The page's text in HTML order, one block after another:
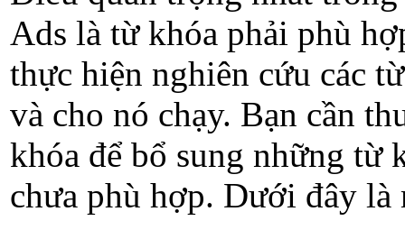
Ads là từ khóa phải phù
thực hiện nghiên cứu các
và cho nó chạy. Bạn cần
khóa để bổ sung những từ
chưa phù hợp. Dưới đây